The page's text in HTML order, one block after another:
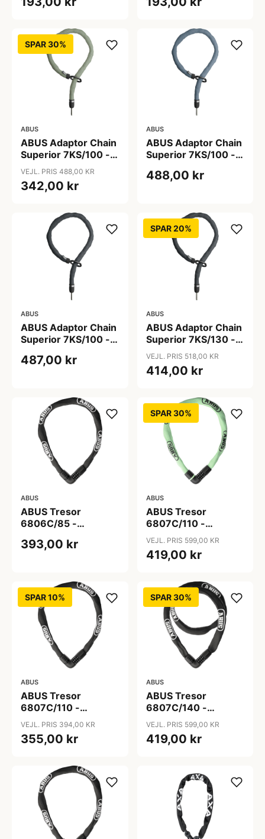
SPAR 30%
ABUS
ABUS Adaptor Chain
Superior 7KS/100 -
Kædelås - Bike
Packing Green
VEJL. PRIS 488,00 KR
342,00 kr
ABUS
ABUS Adaptor Chain
Superior 7KS/100 -
Blue
488,00 kr
ABUS
ABUS Adaptor Chain
Superior 7KS/100 -
487,00 kr
SPAR 20%
ABUS
ABUS Adaptor Chain
Superior 7KS/130 -
Kædelås - Sort
VEJL. PRIS 518,00 KR
414,00 kr
ABUS
ABUS Tresor
6806C/85 -
393,00 kr
SPAR 30%
ABUS
ABUS Tresor
6807C/110 -
Kædelås - Sage
Green
VEJL. PRIS 599,00 KR
419,00 kr
SPAR 10%
ABUS
ABUS Tresor
6807C/110 -
Kædelås - Sort
VEJL. PRIS 394,00 KR
355,00 kr
SPAR 30%
ABUS
ABUS Tresor
6807C/140 -
Kædelås - Sort
VEJL. PRIS 599,00 KR
419,00 kr